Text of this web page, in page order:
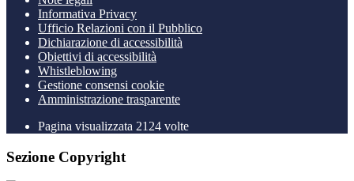
Informativa Privacy
Ufficio Relazioni con il Pubblico
Dichiarazione di accessibilità
Obiettivi di accessibilità
Whistleblowing
Gestione consensi cookie
Amministrazione trasparente
Pagina visualizzata 2124 volte
Sezione Copyright